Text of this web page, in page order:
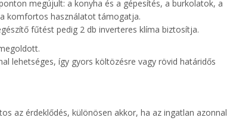
megújult: a konyha és a gépesítés, a burkolatok, a
komfortos használatot támogatja.
fűtést pedig 2 db inverteres klíma biztosítja.
lehetséges, így gyors költözésre vagy rövid határidős
az érdeklődés, különösen akkor, ha az ingatlan azonnal